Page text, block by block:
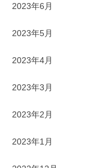
2023年6月
2023年5月
2023年4月
2023年3月
2023年2月
2023年1月